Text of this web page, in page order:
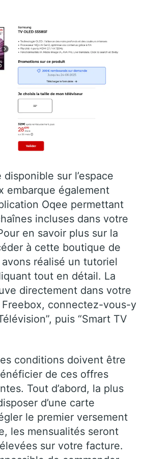
sur l’espace
embarque également
Oqee permettant
incluses dans votre
en savoir plus sur la
à cette boutique de
réalisé un tutoriel
tout en détail. La
directement dans votre
connectez-vous-y
puis “Smart TV
conditions doivent être
de ces offres
Tout d’abord, la plus
d’une carte
le premier versement
les mensualités seront
sur votre facture.